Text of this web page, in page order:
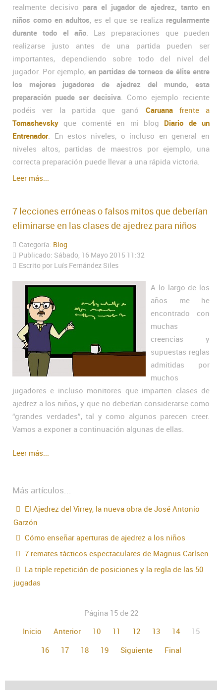
realmente decisivo para el jugador de ajedrez, tanto en
niños como en adultos, es el que se realiza regularmente
durante todo el año. Las preparaciones que pueden
realizarse justo antes de una partida pueden ser
importantes, dependiendo sobre todo del nivel del
jugador. Por ejemplo, en partidas de torneos de élite entre
los mejores jugadores de ajedrez del mundo, esta
preparación puede ser decisiva . Como ejemplo reciente
podéis ver la partida que ganó Caruanafrente a
Tomashevsky que comenté en mi blog Diario de un
Entrenador. En estos niveles, o incluso en general en
niveles altos, partidas de maestros por ejemplo, una
correcta preparación puede llevar a una rápida victoria.
Leer más...
7 lecciones erróneas o falsos mitos que deberían
eliminarse en las clases de ajedrez para niños
Categoría: Blog
Publicado: Sábado, 16 Mayo 2015 11:32
Escrito por Luís Fernández Siles
A lo largo de los
años me he
encontrado con
muchas
creencias y
supuestas reglas
admitidas por
muchos
jugadores e incluso monitores que imparten clases de
ajedrez a los niños, y que no deberían considerarse como
“grandes verdades”, tal y como algunos parecen creer.
Vamos a exponer a continuación algunas de ellas.
Leer más...
Más artículos...
El Ajedrez del Virrey, la nueva obra de José Antonio
Garzón
Cómo enseñar aperturas de ajedrez a los niños
7 remates tácticos espectaculares de Magnus Carlsen
La triple repetición de posiciones y la regla de las 50
jugadas
Página 15 de 22
Inicio
Anterior 10 11 12 13 14
15
16
17 18 19 Siguiente Final